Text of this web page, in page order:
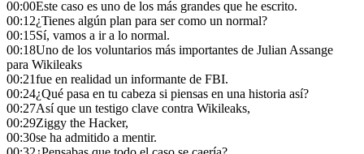
00:00Este caso es uno de los más grandes que he escrito.
00:12¿Tienes algún plan para ser como un normal?
00:15Sí, vamos a ir a lo normal.
00:18Uno de los voluntarios más importantes de Julian Assange
para Wikileaks
00:21fue en realidad un informante de FBI.
00:24¿Qué pasa en tu cabeza si piensas en una historia así?
00:27Así que un testigo clave contra Wikileaks,
00:29Ziggy the Hacker,
00:30se ha admitido a mentir.